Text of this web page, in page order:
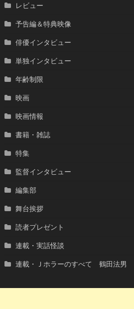
レビュー
予告編＆特典映像
俳優インタビュー
単独インタビュー
年齢制限
映画
映画情報
書籍・雑誌
特集
監督インタビュー
編集部
舞台挨拶
読者プレゼント
連載・実話怪談
連載・Ｊホラーのすべて 鶴田法男